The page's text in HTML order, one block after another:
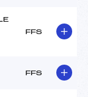
FFS
FFS